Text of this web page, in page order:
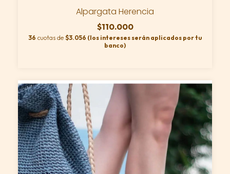
Alpargata Herencia
$110.000
36 cuotas de $3.056 (los intereses serán aplicados por tu
banco)